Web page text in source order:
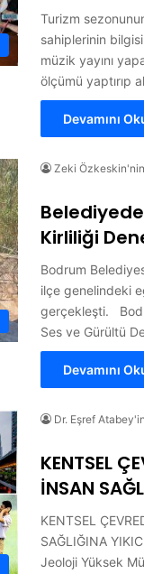
Turizm
sahiplerinin
müzik yayını
ölçümü yaptırıp
Devamını
Zeki Özkeskin'nin
Kirliliği
Bodrum
ilçe genelindeki
gerçekleşti.
Ses ve Gürültü
Devamını
Dr. Eşref
KENTSEL
İNSAN
KENTSEL
SAĞLIĞINA
Jeoloji Yüksek